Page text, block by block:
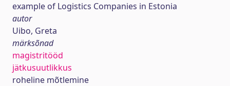
example of Logistics Companies in Estonia
autor
Uibo, Greta
märksõnad
magistritööd
jätkusuutlikkus
roheline mõtlemine